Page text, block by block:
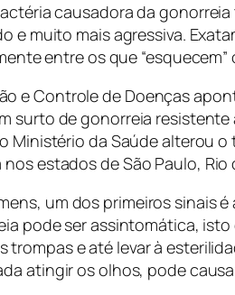
causadora da
e muito mais agressiva.
entre os que
e Controle de Doenças
surto de gonorreia
Ministério da Saúde
estados de São Paulo,
um dos primeiros sinais
pode ser assintomática,
e até levar à
atingir os olhos, pode